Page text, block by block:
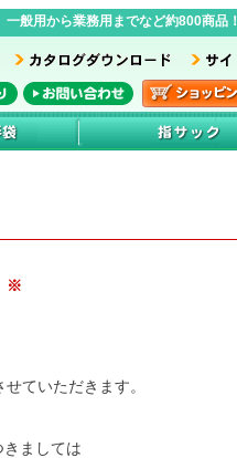
般用から業務用までなど約800商品！
※
ていただきます。
ましては